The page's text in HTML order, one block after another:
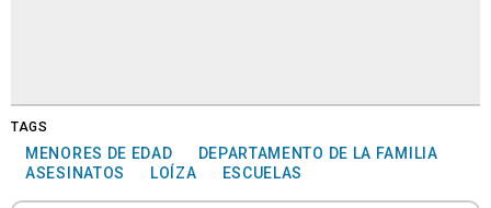
TAGS
MENORES DE EDAD
DEPARTAMENTO DE LA FAMILIA
ASESINATOS
LOÍZA ESCUELAS